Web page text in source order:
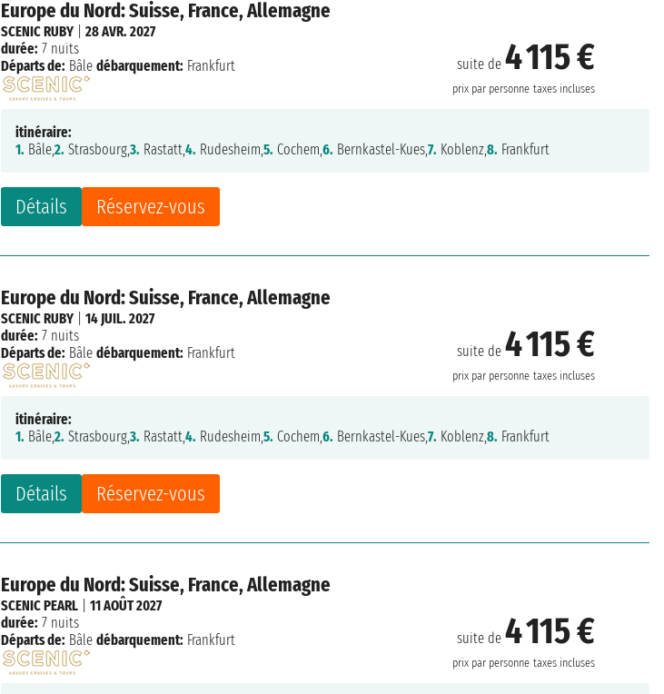
Europe du Nord: Suisse, France, Allemagne
suite de4 115 €
prix par personne taxes incluses
Détails Réservez-vous
SCENIC RUBY |28 AVR. 2027
durée: 7 nuits
Départs de: Bâle débarquement: Frankfurt
itinéraire:
1. Bâle,2. Strasbourg,3. Rastatt,4. Rudesheim,5. Cochem,6. Bernkastel-Kues,7. Koblenz,8. Frankfurt
Europe du Nord: Suisse, France, Allemagne
suite de4 115 €
prix par personne taxes incluses
Détails Réservez-vous
SCENIC RUBY |14 JUIL. 2027
durée: 7 nuits
Départs de: Bâle débarquement: Frankfurt
itinéraire:
1. Bâle,2. Strasbourg,3. Rastatt,4. Rudesheim,5. Cochem,6. Bernkastel-Kues,7. Koblenz,8. Frankfurt
Europe du Nord: Suisse, France, Allemagne
suite de4 115 €
prix par personne taxes incluses
SCENIC PEARL |11 AOÛT 2027
durée: 7 nuits
Départs de: Bâle débarquement: Frankfurt